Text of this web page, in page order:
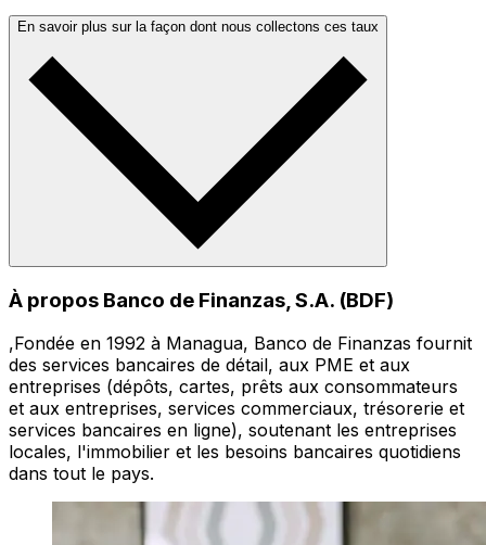
En savoir plus sur la façon dont nous collectons ces taux
À propos Banco de Finanzas, S.A. (BDF)
,Fondée en 1992 à Managua, Banco de Finanzas fournit
des services bancaires de détail, aux PME et aux
entreprises (dépôts, cartes, prêts aux consommateurs
et aux entreprises, services commerciaux, trésorerie et
services bancaires en ligne), soutenant les entreprises
locales, l'immobilier et les besoins bancaires quotidiens
dans tout le pays.